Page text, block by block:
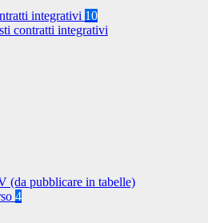
integrativi 10
contratti integrativi
(da pubblicare in tabelle)
4